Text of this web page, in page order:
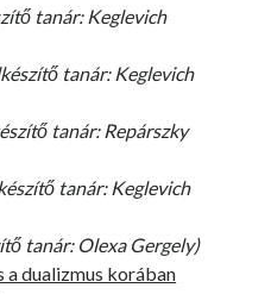
tanár: Keglevich
tanár: Keglevich
tanár: Repárszky
tanár: Keglevich
tanár: Olexa Gergely)
a dualizmus korában